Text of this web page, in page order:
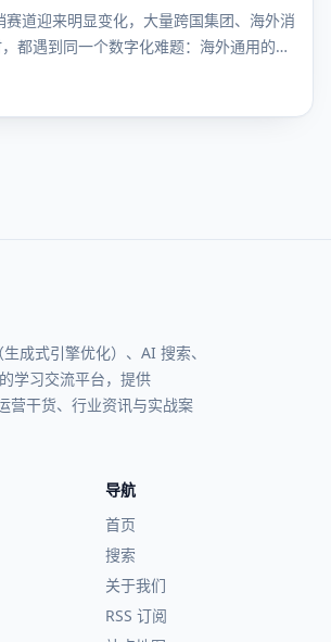
道迎来明显变化，大量跨国集团、海外消
都遇到同一个数字化难题：海外通用的
营体系进入国内直接断层。经过多轮品牌
成式引擎优化）、AI 搜索、
学习交流平台，提供
营干货、行业资讯与实战案
导航
首页
搜索
关于我们
RSS 订阅